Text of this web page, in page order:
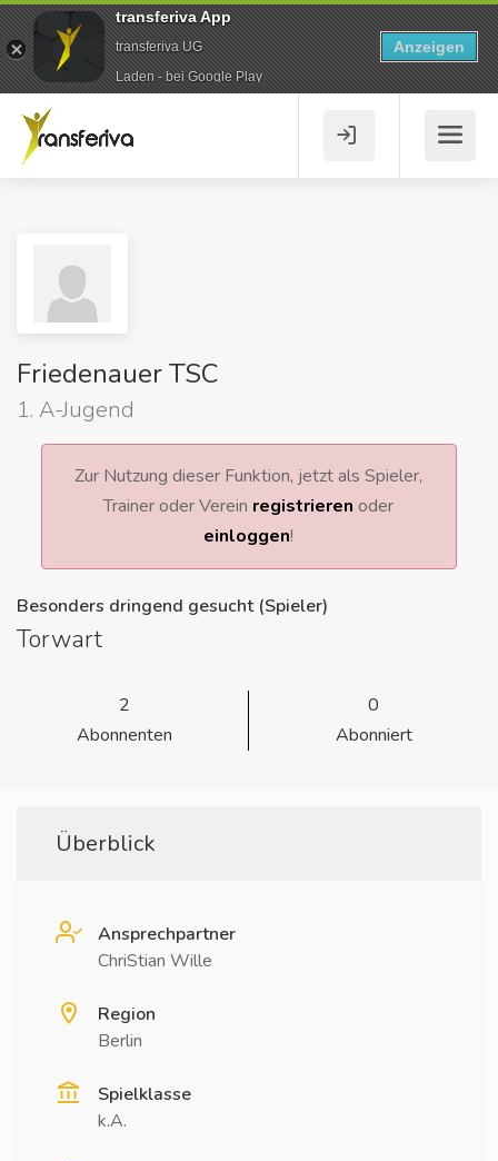
Friedenauer TSC
1. A-Jugend
Zur Nutzung dieser Funktion, jetzt als Spieler,
Trainer oder Verein registrieren oder
einloggen!
Besonders dringend gesucht (Spieler)
Torwart
2
Abonnenten
0
Abonniert
Überblick
Ansprechpartner
ChriStian Wille
Region
Berlin
Spielklasse
k.A.
transferiva App
transferiva UG
Laden - bei Google Play
Anzeigen